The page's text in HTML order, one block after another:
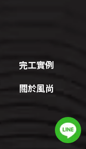
完工實例
關於風尚